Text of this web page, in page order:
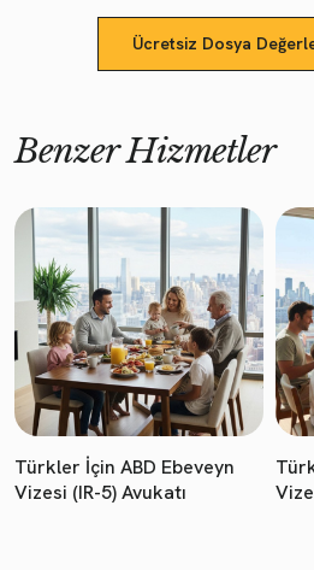
Ücretsiz Dosya
Benzer Hizmetler
Türkler İçin ABD Ebeveyn
Vizesi (IR-5) Avukatı